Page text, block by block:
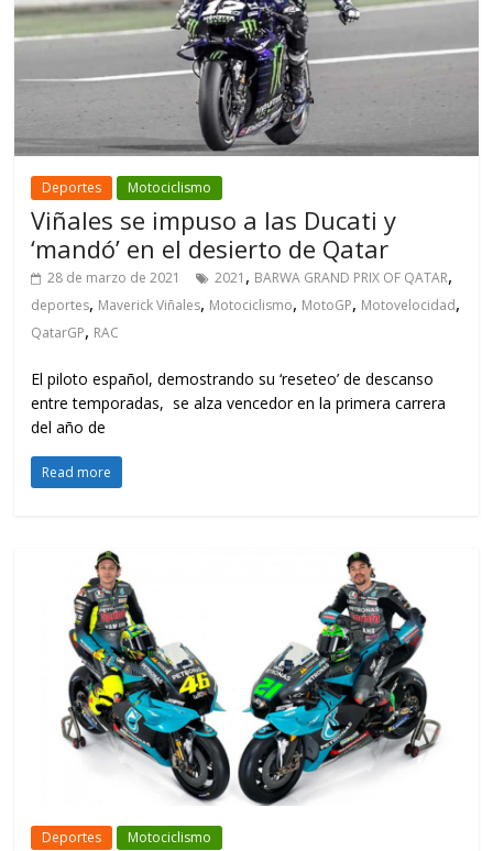
Deportes Motociclismo
Viñales se impuso a las Ducati y
‘mandó’ en el desierto de Qatar
28 de marzo de 2021 2021 , BARWA GRAND PRIX OF QATAR,
deportes, Maverick Viñales, Motociclismo, MotoGP, Motovelocidad,
QatarGP, RAC
El piloto español, demostrando su ‘reseteo’ de descanso
entre temporadas, se alza vencedor en la primera carrera
del año de
Read more
Deportes Motociclismo